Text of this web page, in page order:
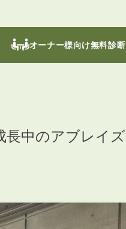
オーナー様向け無料診断
長中のアブレイズ